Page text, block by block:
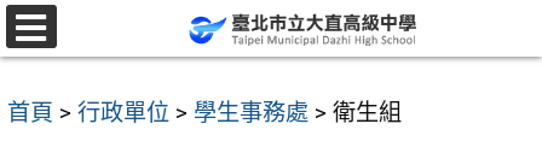
跳
至
要首頁 > 行政單位 > 學生事務處 > 衛生組
選
單